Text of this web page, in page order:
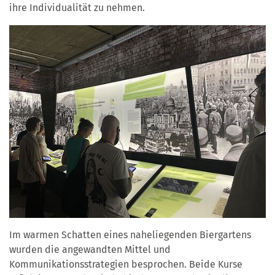
ihre Individualität zu nehmen.
Im warmen Schatten eines naheliegenden Biergartens
wurden die angewandten Mittel und
Kommunikationsstrategien besprochen. Beide Kurse